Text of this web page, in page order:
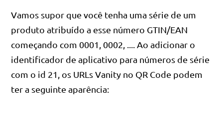
Vamos supor que você tenha uma série de um
produto atribuído a esse número GTIN/EAN
começando com 0001, 0002, .... Ao adicionar o
identificador de aplicativo para números de série
com o id 21, os URLs Vanity no QR Code podem
ter a seguinte aparência: